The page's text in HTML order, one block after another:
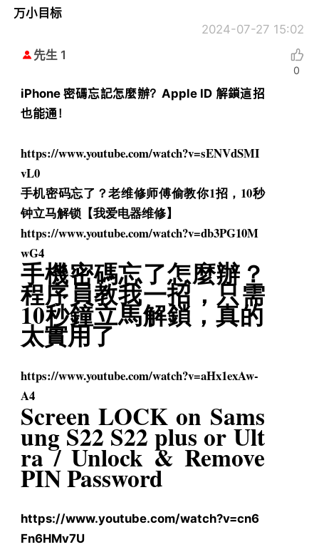
万小目标
2024-07-27 15:02
先生 1
iPhone 密碼忘記怎麼辦？Apple ID 解鎖這招
也能通！
https://www.youtube.com/watch?v=sENVdSMI
vL0
手机密码忘了？老维修师傅偷教你1招，10秒
钟立马解锁【我爱电器维修】
https://www.youtube.com/watch?v=db3PG10M
wG4
手機密碼忘了怎麼辦？
程序員教我一招，只需
10秒鐘立馬解鎖，真的
太實用了
https://www.youtube.com/watch?v=aHx1exAw-
A4
Screen LOCK on Sams
ung S22 S22 plus or Ult
ra / Unlock & Remove
PIN Password
https://www.youtube.com/watch?v=cn6
Fn6HMv7U
0